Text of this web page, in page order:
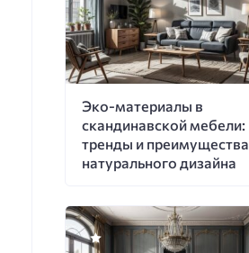
Эко-материалы в
скандинавской мебели:
тренды и преимущества
натурального дизайна